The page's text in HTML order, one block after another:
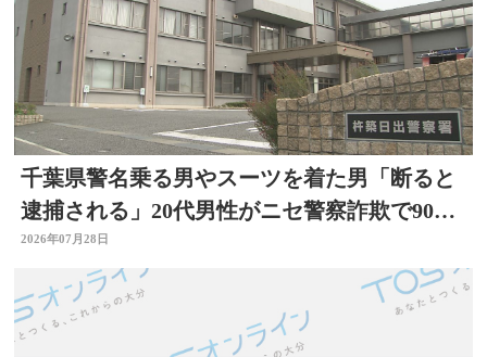
千葉県警名乗る男やスーツを着た男「断ると
逮捕される」20代男性がニセ警察詐欺で90万
円被害 大分
2026年07月28日